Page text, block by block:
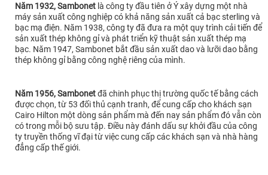
Năm 1932, Sambonet là công ty đầu tiên ở Ý xây dựng một nhà
máy sản xuất công nghiệp có khả năng sản xuất cả bạc sterling và
bạc mạ điện. Năm 1938, công ty đã đưa ra một quy trình cải tiến để
sản xuất thép không gỉ và phát triển kỹ thuật sản xuất thép mạ
bạc. Năm 1947, Sambonet bắt đầu sản xuất dao và lưỡi dao bằng
thép không gỉ bằng công nghệ riêng của mình.
Năm 1956, Sambonetđã chinh phục thị trường quốc tế bằng cách
được chọn, từ 53 đối thủ cạnh tranh, để cung cấp cho khách sạn
Cairo Hilton một dòng sản phẩm mà đến nay sản phẩm đó vẫn còn
có trong mỗi bộ sưu tập. Điều này đánh dấu sự khởi đầu của công
ty truyền thống vĩ đại từ việc cung cấp các khách sạn và nhà hàng
đẳng cấp thế giới.